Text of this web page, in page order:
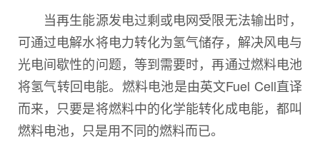
当再生能源发电过剩或电网受限无法输出时，
可通过电解水将电力转化为氢气储存，解决风电与
光电间歇性的问题，等到需要时，再通过燃料电池
将氢气转回电能。燃料电池是由英文Fuel Cell直译
而来，只要是将燃料中的化学能转化成电能，都叫
燃料电池，只是用不同的燃料而已。